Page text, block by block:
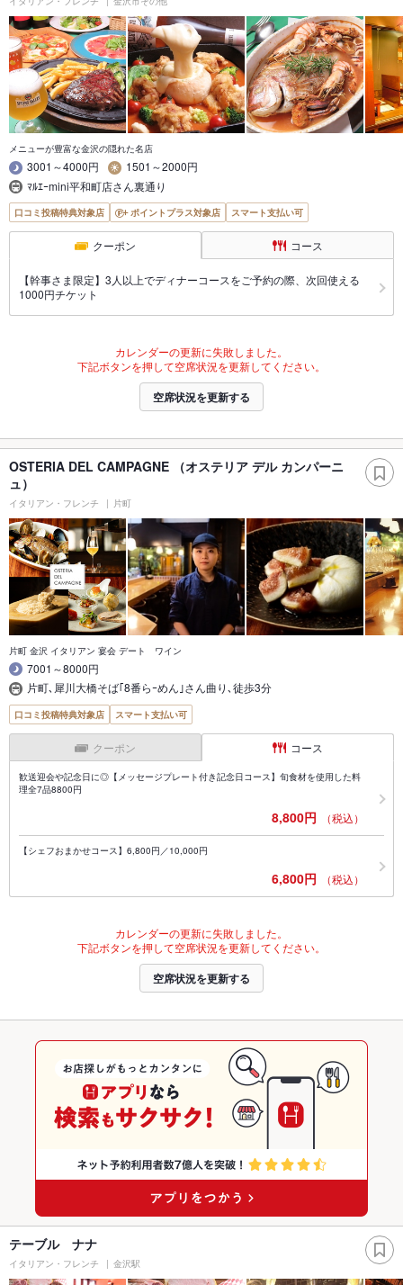
メニューが豊富な金沢の隠れた名店
3001～4000円
1501～2000円
ﾏﾙｴｰmini平和町店さん裏通り
口コミ投稿特典対象店 ポイントプラス対象店 スマート支払い可
クーポン コース
【幹事さま限定】3人以上でディナーコースをご予約の際、次回使える
1000円チケット
カレンダーの更新に失敗しました。
下記ボタンを押して空席状況を更新してください。
空席状況を更新する
OSTERIA DEL CAMPAGNE （オステリア デル カンパーニ
ュ）
イタリアン・フレンチ 片町
片町 金沢 イタリアン 宴会 デート ワイン
7001～8000円
片町､犀川大橋そば｢8番らｰめん｣さん曲り､徒歩3分
口コミ投稿特典対象店 スマート支払い可
クーポン コース
歓送迎会や記念日に◎【メッセージプレート付き記念日コース】旬食材を使用した料
理全7品8800円
8,800円 （税込）
【シェフおまかせコース】6,800円／10,000円
6,800円 （税込）
カレンダーの更新に失敗しました。
下記ボタンを押して空席状況を更新してください。
空席状況を更新する
テーブル ナナ
イタリアン・フレンチ 金沢駅